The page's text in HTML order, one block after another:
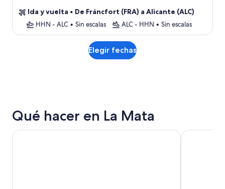
Ida y vuelta • De Fráncfort (FRA) a Alicante (ALC)
HHN - ALC • Sin escalas ALC - HHN • Sin escalas
Elegir fechas
Qué hacer en La Mata
Excursión de un día al Lago Rosa y la Isla de Tabarca
Desde